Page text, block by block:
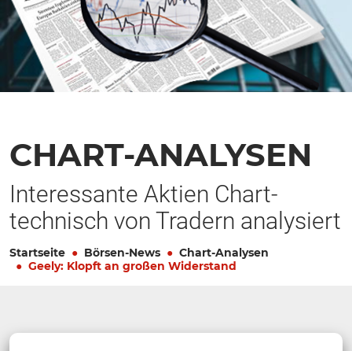
CHART-ANALYSEN
Interessante Aktien Chart-
technisch von Tradern analysiert
Startseite Börsen-News
Chart-Analysen
Geely: Klopft an großen Widerstand